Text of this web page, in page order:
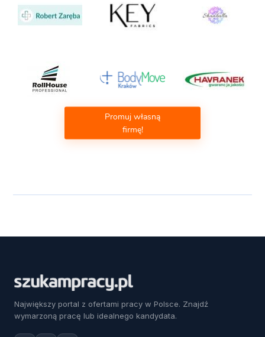
Promuj własną
firmę!
Największy portal z ofertami pracy w Polsce. Znajdź
wymarzoną pracę lub idealnego kandydata.